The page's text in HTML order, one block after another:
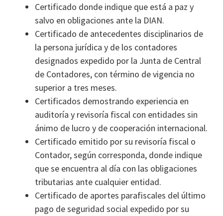
Certificado donde indique que está a paz y
salvo en obligaciones ante la DIAN.
Certificado de antecedentes disciplinarios de
la persona jurídica y de los contadores
designados expedido por la Junta de Central
de Contadores, con término de vigencia no
superior a tres meses.
Certificados demostrando experiencia en
auditoría y revisoría fiscal con entidades sin
ánimo de lucro y de cooperación internacional.
Certificado emitido por su revisoría fiscal o
Contador, según corresponda, donde indique
que se encuentra al día con las obligaciones
tributarias ante cualquier entidad.
Certificado de aportes parafiscales del último
pago de seguridad social expedido por su